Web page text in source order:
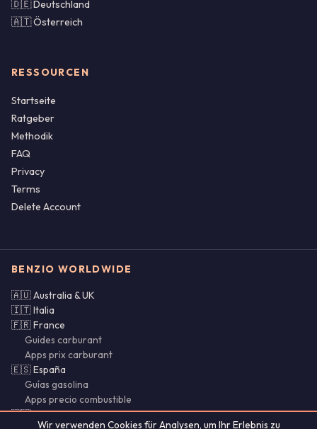
🇩🇪 Deutschland
🇦🇹 Österreich
RESSOURCEN
Startseite
Ratgeber
Methodik
FAQ
Privacy
Terms
Delete Account
BENZIO WORLDWIDE
🇦🇺 Australia & UK
🇮🇹 Italia
🇫🇷 France
Guides carburant
Apps prix carburant
🇪🇸 España
Guías gasolina
Apps precio combustible
🇵🇹 Portugal & Brasil
Wir verwenden Cookies für Analysen, um Ihr Erlebnis zu